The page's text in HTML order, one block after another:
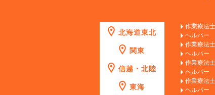
北海道東北
作業療法士
ヘルパー
関東
作業療法士
ヘルパー
信越・北陸
作業療法士
ヘルパー
東海
作業療法士
ヘルパー